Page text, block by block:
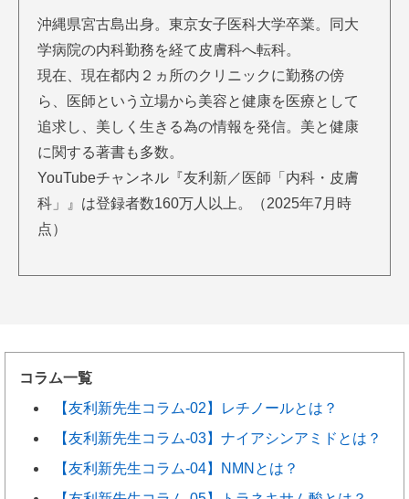
沖縄県宮古島出身。東京女子医科大学卒業。同大
学病院の内科勤務を経て皮膚科へ転科。
現在、現在都内２ヵ所のクリニックに勤務の傍
ら、医師という立場から美容と健康を医療として
追求し、美しく生きる為の情報を発信。美と健康
に関する著書も多数。
YouTubeチャンネル『友利新／医師「内科・皮膚
科」』は登録者数160万人以上。（2025年7月時
点）
コラム一覧
【友利新先生コラム-02】レチノールとは？
【友利新先生コラム-03】ナイアシンアミドとは？
【友利新先生コラム-04】NMNとは？